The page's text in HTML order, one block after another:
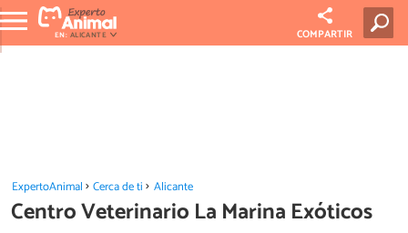
EN: ALICANTE COMPARTIR
ExpertoAnimal Cerca de ti Alicante
Centro Veterinario La Marina Exóticos